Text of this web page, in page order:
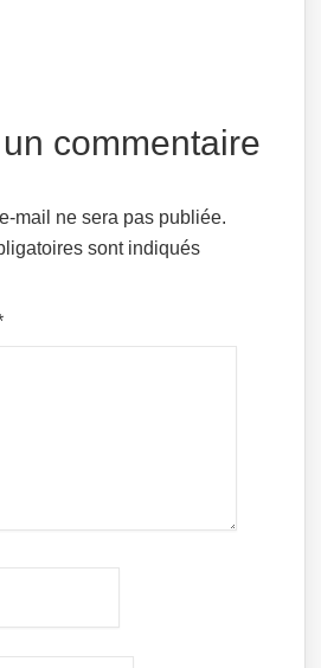
commentaire
mail ne sera pas publiée.
sont indiqués